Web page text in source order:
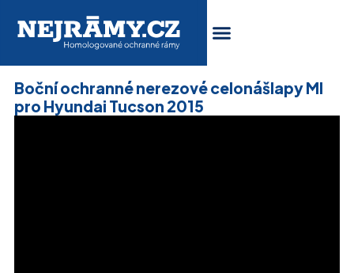
Boční ochranné nerezové celonášlapy MI
pro Hyundai Tucson 2015